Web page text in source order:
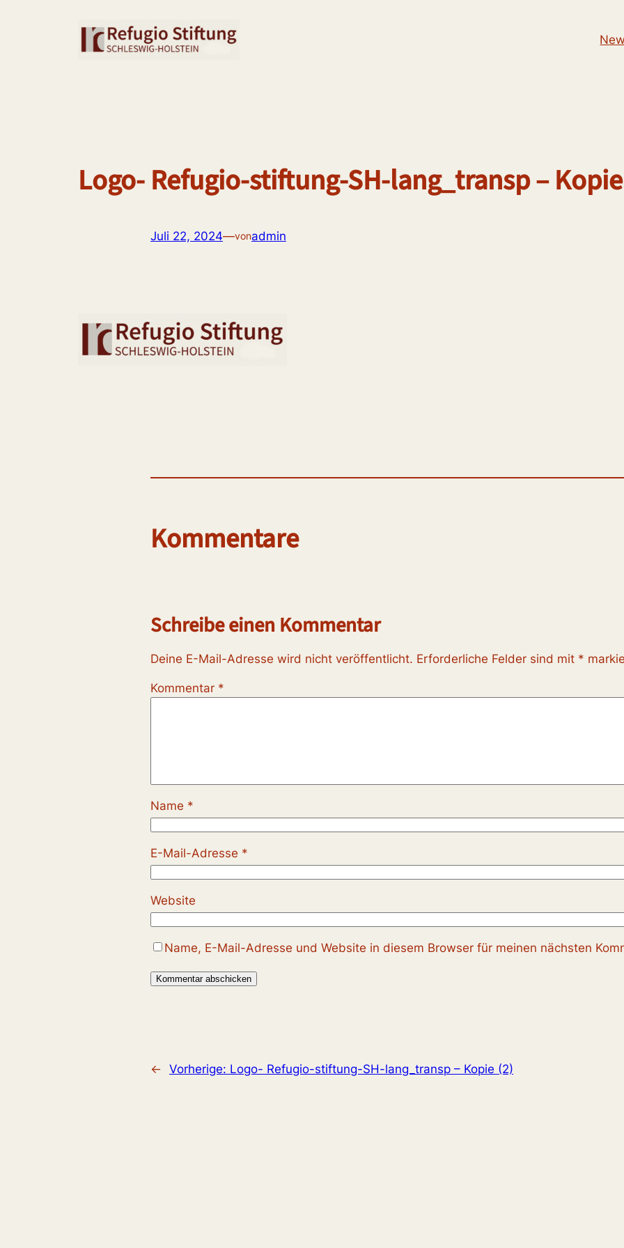
Logo- Refugio-stiftung-SH-lang_transp –
Juli 22, 2024—vonadmin
Kommentare
Schreibe einen Kommentar
Deine E-Mail-Adresse wird nicht veröffentlicht. Erforderliche Felder sind mit *
Kommentar *
Name *
E-Mail-Adresse *
Website
Name, E-Mail-Adresse und Website in diesem Browser für meinen nächsten
← Vorherige: Logo- Refugio-stiftung-SH-lang_transp – Kopie (2)